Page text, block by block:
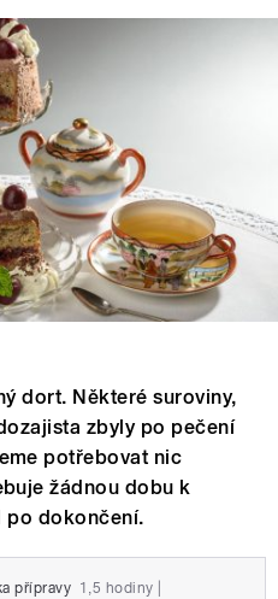
dort. Některé suroviny,
zbyly po pečení
potřebovat nic
žádnou dobu k
po dokončení.
přípravy 1,5 hodiny